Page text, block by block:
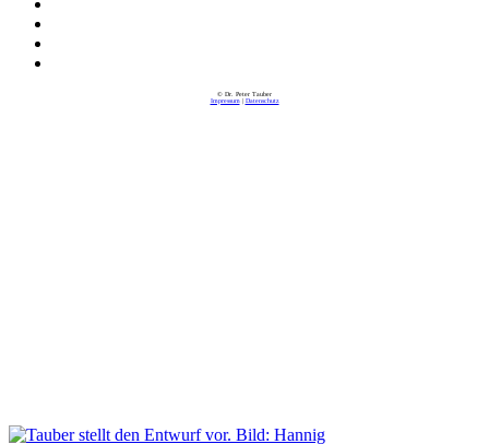
© Dr. Peter Tauber
Impressum| Datenschutz